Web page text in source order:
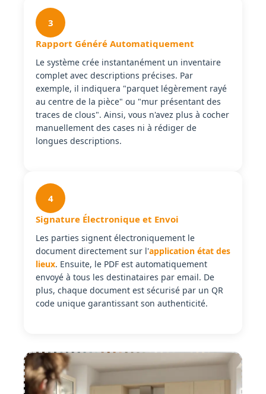
3
Rapport Généré Automatiquement
Le système crée instantanément un inventaire
complet avec descriptions précises. Par
exemple, il indiquera "parquet légèrement rayé
au centre de la pièce" ou "mur présentant des
traces de clous". Ainsi, vous n'avez plus à cocher
manuellement des cases ni à rédiger de
longues descriptions.
4
Signature Électronique et Envoi
Les parties signent électroniquement le
document directement sur l'application état des
lieux. Ensuite, le PDF est automatiquement
envoyé à tous les destinataires par email. De
plus, chaque document est sécurisé par un QR
code unique garantissant son authenticité.